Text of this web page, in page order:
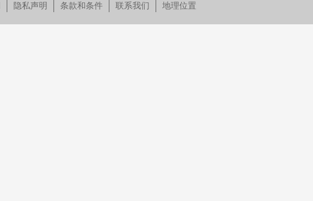
隐私声明 条款和条件 联系我们 地理位置